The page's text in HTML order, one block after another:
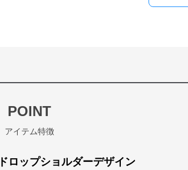
POINT
アイテム特徴
ロップショルダーデザイン